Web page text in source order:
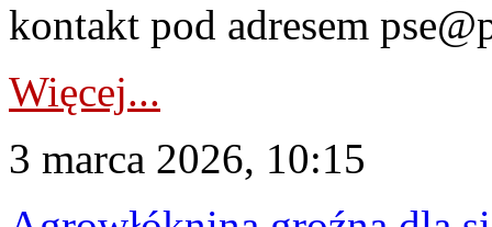
kontakt pod adresem
Więcej...
3 marca 2026, 10:15